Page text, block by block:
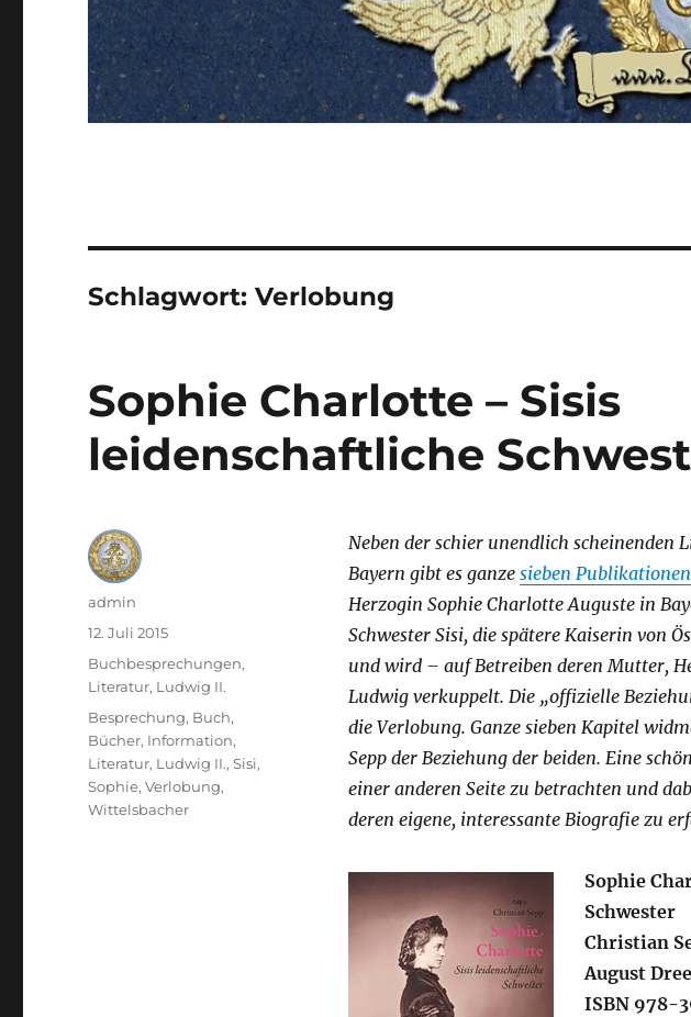
Schlagwort:Verlobung
Sophie Charlotte – Sisis
leidenschaftliche
Neben der schier unendlich
Bayern gibt es ganze sieben Publikationen
Herzogin Sophie Charlotte Auguste in
Schwester Sisi, die spätere Kaiserin von
und wird – auf Betreiben deren Mutter,
Ludwig verkuppelt. Die „offizielle
die Verlobung. Ganze sieben Kapitel
Sepp der Beziehung der beiden. Eine
einer anderen Seite zu betrachten und
deren eigene, interessante Biografie zu
Sophie
Schwester
Christian
August
ISBN 978-
Autor
admin
Veröffentlicht
12. Juli 2015
Kategorien
Buchbesprechungen,
Literatur, Ludwig II.
Schlagwörter
Besprechung, Buch,
Bücher, Information,
Literatur, Ludwig II.,Sisi,
Sophie,Verlobung,
Wittelsbacher